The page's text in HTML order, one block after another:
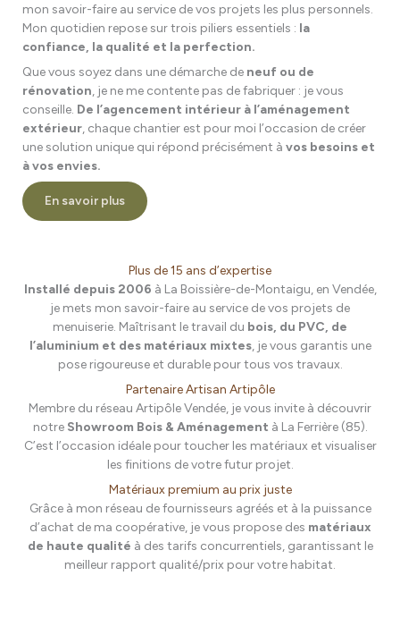
mon savoir-faire au service de vos projets les plus personnels.
Mon quotidien repose sur trois piliers essentiels : la
confiance, la qualité et la perfection.
Que vous soyez dans une démarche de neuf ou de
rénovation, je ne me contente pas de fabriquer : je vous
conseille. De l’agencement intérieur à l’aménagement
extérieur, chaque chantier est pour moi l’occasion de créer
une solution unique qui répond précisément à vos besoins et
à vos envies.
En savoir plus
Plus de 15 ans d’expertise
Installé depuis 2006 à La Boissière-de-Montaigu, en Vendée,
je mets mon savoir-faire au service de vos projets de
menuiserie. Maîtrisant le travail du bois, du PVC, de
l’aluminium et des matériaux mixtes, je vous garantis une
pose rigoureuse et durable pour tous vos travaux.
Partenaire Artisan Artipôle
Membre du réseau Artipôle Vendée, je vous invite à découvrir
notre Showroom Bois & Aménagement à La Ferrière (85).
C’est l’occasion idéale pour toucher les matériaux et visualiser
les finitions de votre futur projet.
Matériaux premium au prix juste
Grâce à mon réseau de fournisseurs agréés et à la puissance
d’achat de ma coopérative, je vous propose des matériaux
de haute qualité à des tarifs concurrentiels, garantissant le
meilleur rapport qualité/prix pour votre habitat.